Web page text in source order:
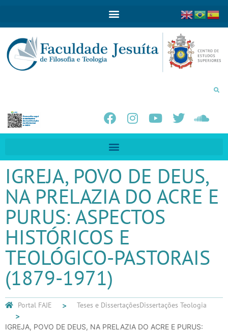
IGREJA, POVO DE DEUS,
NA PRELAZIA DO ACRE E
PURUS: ASPECTOS
HISTÓRICOS E
TEOLÓGICO-PASTORAIS
(1879-1971)
Portal FAJE Teses e DissertaçõesDissertações Teologia
IGREJA, POVO DE DEUS, NA PRELAZIA DO ACRE E PURUS: